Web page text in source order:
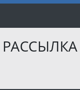
РАССЫЛКА